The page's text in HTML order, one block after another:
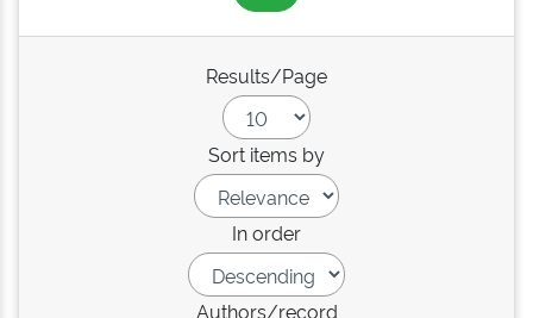
Results/Page
Sort items by
In order
Authors/record